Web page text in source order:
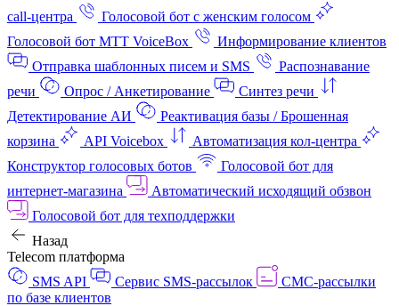
call-центра
Голосовой бот с женским голосом
Голосовой бот МТТ VoiceBox
Информирование клиентов
Отправка шаблонных писем и SMS
Распознавание
речи
Опрос / Анкетирование
Синтез речи
Детектирование АИ
Реактивация базы / Брошенная
корзина
API Voicebox
Автоматизация кол‑центра
Конструктор голосовых ботов
Голосовой бот для
интернет‑магазина
Автоматический исходящий обзвон
Голосовой бот для техподдержки
Назад
Telecom платформа
SMS API
Сервис SMS-рассылок
СМС-рассылки
по базе клиентов